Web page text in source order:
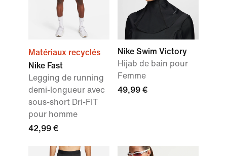
Matériaux recyclés
Nike Fast
Legging de running
demi-longueur avec
sous-short Dri-FIT
pour homme
42,99 €
Nike Swim Victory
Hijab de bain pour
Femme
49,99 €